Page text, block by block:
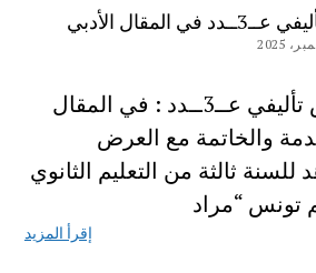
المقال الأدبي
ثالثة آداب – فرض تأليفي عــ3ــدد : في المقال
والخاتمة مع العرض
للسنة ثالثة من التعليم الثانوي
تونس “مراد
إقرأ المزيد